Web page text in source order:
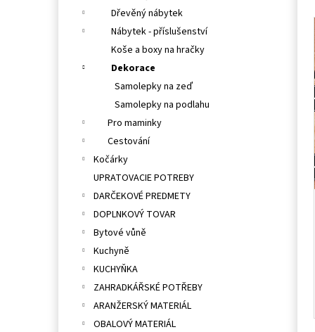
Dřevěný nábytek
Nábytek - příslušenství
Koše a boxy na hračky
Dekorace
Samolepky na zeď
Samolepky na podlahu
Pro maminky
Cestování
Kočárky
UPRATOVACIE POTREBY
DARČEKOVÉ PREDMETY
DOPLNKOVÝ TOVAR
Bytové vůně
Kuchyně
KUCHYŇKA
ZAHRADKÁŘSKÉ POTŘEBY
ARANŽERSKÝ MATERIÁL
OBALOVÝ MATERIÁL
i